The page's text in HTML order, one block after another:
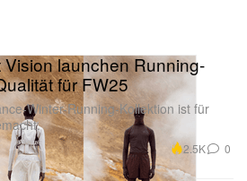
Vision launchen Running-
für FW25
Winter-Running-Kollektion ist für
2.5K 0